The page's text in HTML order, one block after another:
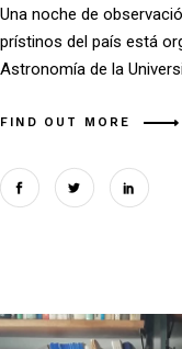
Una noche de
prístinos del país está
Astronomía de la
FIND OUT MORE